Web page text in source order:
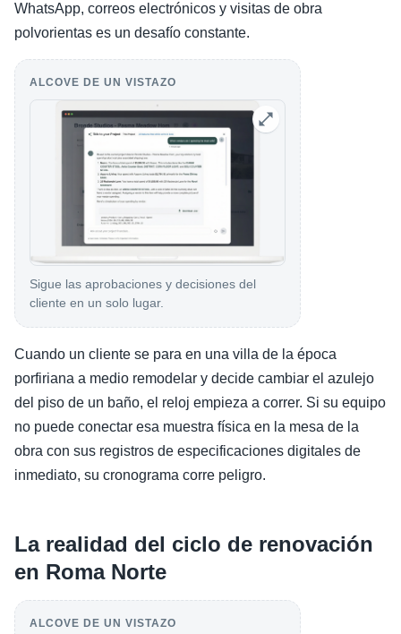
WhatsApp, correos electrónicos y visitas de obra
polvorientas es un desafío constante.
ALCOVE DE UN VISTAZO
Sigue las aprobaciones y decisiones del
cliente en un solo lugar.
Cuando un cliente se para en una villa de la época
porfiriana a medio remodelar y decide cambiar el azulejo
del piso de un baño, el reloj empieza a correr. Si su equipo
no puede conectar esa muestra física en la mesa de la
obra con sus registros de especificaciones digitales de
inmediato, su cronograma corre peligro.
La realidad del ciclo de renovación
en Roma Norte
ALCOVE DE UN VISTAZO